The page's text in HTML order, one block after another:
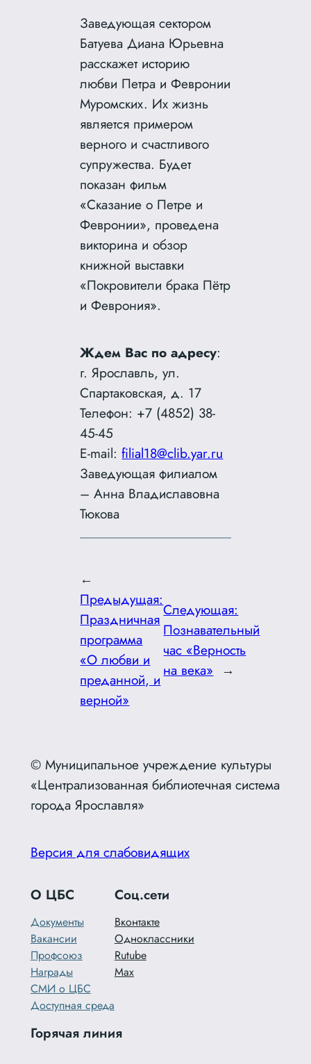
Заведующая сектором
Батуева Диана Юрьевна
расскажет историю
любви Петра и Февронии
Муромских. Их жизнь
является примером
верного и счастливого
супружества. Будет
показан фильм
«Сказание о Петре и
Февронии», проведена
викторина и обзор
книжной выставки
«Покровители брака Пётр
и Феврония».
Ждем Вас по адресу:
г. Ярославль, ул.
Спартаковская, д. 17
Телефон: +7 (4852) 38-
45-45
E-mail:filial18@clib.yar.ru
Заведующая филиалом
– Анна Владиславовна
Тюкова
←
Предыдущая:
Праздничная
программа
«О любви и
преданной, и
верной»
Следующая:
Познавательный
час «Верность
на века» →
© Муниципальное учреждение культуры
«Централизованная библиотечная система
города Ярославля»
Версия для слабовидящих
О ЦБС
Документы
Вакансии
Профсоюз
Награды
СМИ о ЦБС
Доступная среда
Соц.сети
Вконтакте
Одноклассники
Rutube
Max
Горячая линия